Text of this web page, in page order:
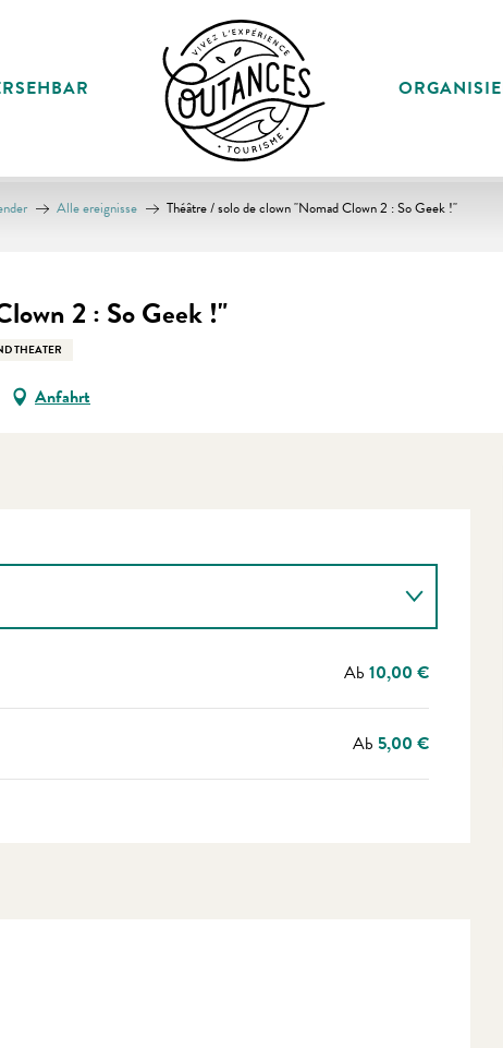
Alle ereignisse Théâtre / solo de clown "Nomad Clown 2 : So Geek !"
2 : So Geek !"
THEATER
Anfahrt
Ab10,00 €
Ab5,00 €